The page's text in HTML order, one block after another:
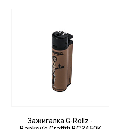
Зажигалка G-Rollz -